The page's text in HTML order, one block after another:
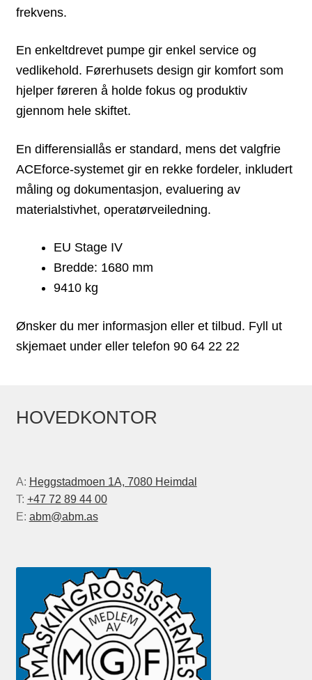
frekvens.
En enkeltdrevet pumpe gir enkel service og
vedlikehold. Førerhusets design gir komfort som
hjelper føreren å holde fokus og produktiv
gjennom hele skiftet.
En differensiallås er standard, mens det valgfrie
ACEforce-systemet gir en rekke fordeler, inkludert
måling og dokumentasjon, evaluering av
materialstivhet, operatørveiledning.
EU Stage IV
Bredde: 1680 mm
9410 kg
Ønsker du mer informasjon eller et tilbud. Fyll ut
skjemaet under eller telefon 90 64 22 22
HOVEDKONTOR
A: Heggstadmoen 1A, 7080 Heimdal
T: +47 72 89 44 00
E: abm@abm.as